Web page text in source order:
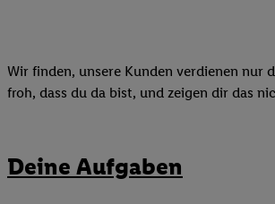
Wir finden, unsere Kunden verdienen nur
froh, dass du da bist, und zeigen dir das
Deine Aufgaben